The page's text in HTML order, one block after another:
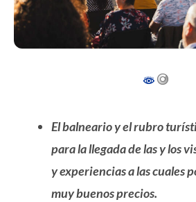
El balneario y el rubro
para la llegada de las y los
y experiencias a las cuales
muy buenos precios.